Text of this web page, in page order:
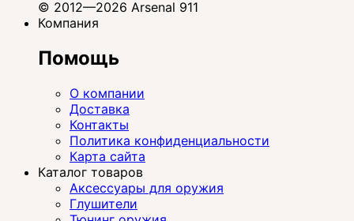
© 2012—2026 Arsenal 911
Компания
Помощь
О компании
Доставка
Контакты
Политика конфиденциальности
Карта сайта
Каталог товаров
Аксессуары для оружия
Глушители